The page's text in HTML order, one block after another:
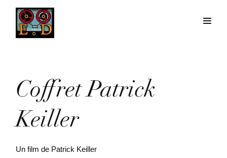
Coffret Patrick
Keiller
Un film de Patrick Keiller